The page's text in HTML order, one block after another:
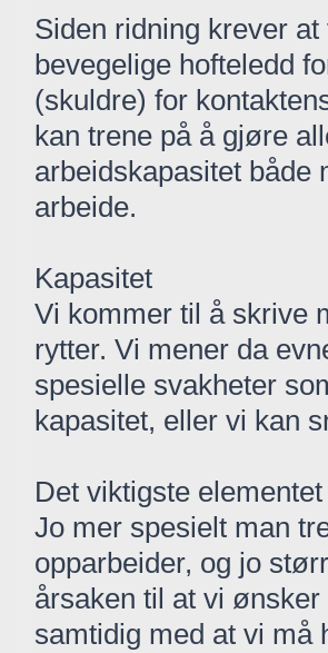
Siden ridning krever
bevegelige hofteledd
(skuldre) for
kan trene på å gjøre
arbeidskapasitet både
arbeide.
Kapasitet
Vi kommer til å skrive
rytter. Vi mener da
spesielle svakheter
kapasitet, eller vi kan
Det viktigste
Jo mer spesielt man
opparbeider, og jo
årsaken til at vi
samtidig med at vi må